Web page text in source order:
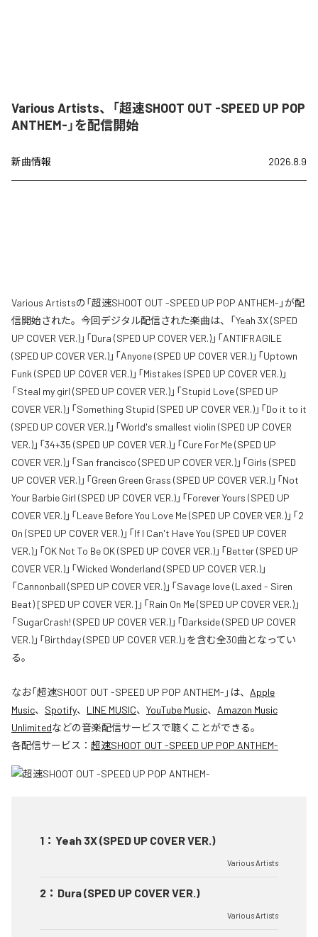
Various Artists、「超速SHOOT OUT -SPEED UP POP
ANTHEM-」を配信開始
新曲情報 2026.8.9
Various Artistsの「超速SHOOT OUT -SPEED UP POP ANTHEM-」が配
信開始された。今回デジタル配信された楽曲は、「Yeah 3X (SPED
UP COVER VER.)」「Dura (SPED UP COVER VER.)」「ANTIFRAGILE
(SPED UP COVER VER.)」「Anyone (SPED UP COVER VER.)」「Uptown
Funk (SPED UP COVER VER.)」「Mistakes (SPED UP COVER VER.)」
「Steal my girl (SPED UP COVER VER.)」「Stupid Love (SPED UP
COVER VER.)」「Something Stupid (SPED UP COVER VER.)」「Do it to it
(SPED UP COVER VER.)」「World's smallest violin (SPED UP COVER
VER.)」「34+35 (SPED UP COVER VER.)」「Cure For Me (SPED UP
COVER VER.)」「San francisco (SPED UP COVER VER.)」「Girls (SPED
UP COVER VER.)」「Green Green Grass (SPED UP COVER VER.)」「Not
Your Barbie Girl (SPED UP COVER VER.)」「Forever Yours (SPED UP
COVER VER.)」「Leave Before You Love Me (SPED UP COVER VER.)」「2
On (SPED UP COVER VER.)」「If I Can't Have You (SPED UP COVER
VER.)」「OK Not To Be OK (SPED UP COVER VER.)」「Better (SPED UP
COVER VER.)」「Wicked Wonderland (SPED UP COVER VER.)」
「Cannonball (SPED UP COVER VER.)」「Savage love (Laxed - Siren
Beat) [SPED UP COVER VER.]」「Rain On Me (SPED UP COVER VER.)」
「SugarCrash! (SPED UP COVER VER.)」「Darkside (SPED UP COVER
VER.)」「Birthday (SPED UP COVER VER.)」を含む全30曲となってい
る。
なお「超速SHOOT OUT -SPEED UP POP ANTHEM- 」は、 Apple
Music、 Spotify、 LINE MUSIC、 YouTube Music、 Amazon Music
Unlimitedなどの音楽配信サービスで聴くことができる。
各配信サービス： 超速SHOOT OUT -SPEED UP POP ANTHEM-
1 ： Yeah 3X (SPED UP COVER VER.)
Various Artists
2 ： Dura (SPED UP COVER VER.)
Various Artists